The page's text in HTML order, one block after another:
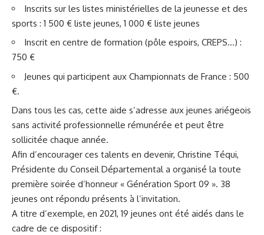
Inscrits sur les listes ministérielles de la jeunesse et des
sports : 1 500 € liste jeunes, 1 000 € liste jeunes
Inscrit en centre de formation (pôle espoirs, CREPS…) :
750 €
Jeunes qui participent aux Championnats de France : 500
€.
Dans tous les cas, cette aide s’adresse aux jeunes ariégeois
sans activité professionnelle rémunérée et peut être
sollicitée chaque année.
Afin d’encourager ces talents en devenir, Christine Téqui,
Présidente du Conseil Départemental a organisé la toute
première soirée d’honneur « Génération Sport 09 ». 38
jeunes ont répondu présents à l’invitation.
A titre d’exemple, en 2021, 19 jeunes ont été aidés dans le
cadre de ce dispositif :